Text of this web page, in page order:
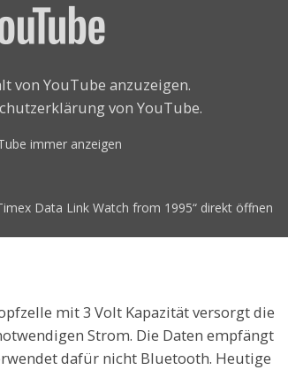
von YouTube anzuzeigen.
von YouTube.
immer anzeigen
Data Link Watch from 1995“ direkt öffnen
mit 3 Volt Kapazität versorgt die
Strom. Die Daten empfängt
dafür nicht Bluetooth. Heutige